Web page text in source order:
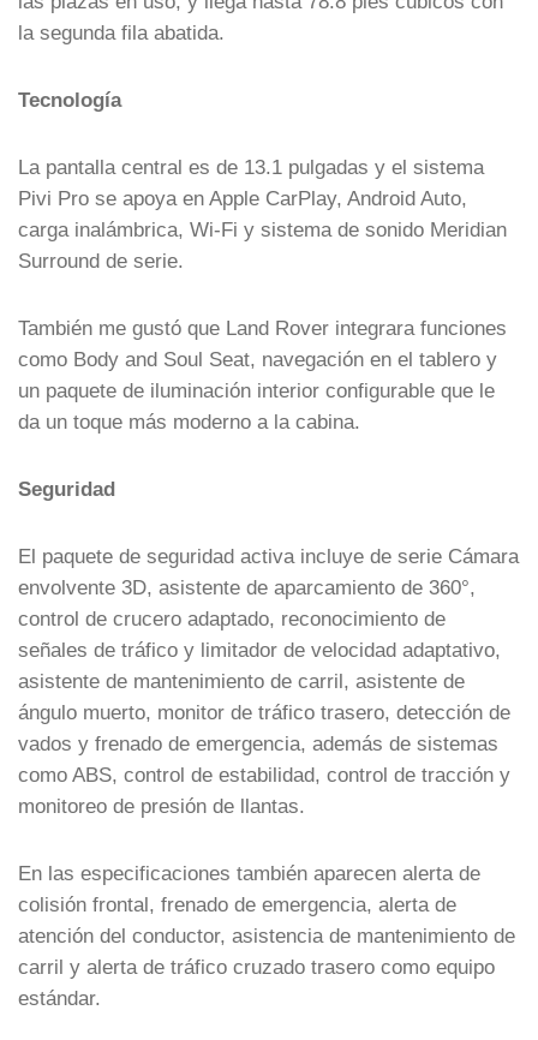
la segunda fila abatida.
Tecnología
La pantalla central es de 13.1 pulgadas y el sistema
Pivi Pro se apoya en Apple CarPlay, Android Auto,
carga inalámbrica, Wi‑Fi y sistema de sonido Meridian
Surround de serie.
También me gustó que Land Rover integrara funciones
como Body and Soul Seat, navegación en el tablero y
un paquete de iluminación interior configurable que le
da un toque más moderno a la cabina.
Seguridad
El paquete de seguridad activa incluye de serie Cámara
envolvente 3D, asistente de aparcamiento de 360°,
control de crucero adaptado, reconocimiento de
señales de tráfico y limitador de velocidad adaptativo,
asistente de mantenimiento de carril, asistente de
ángulo muerto, monitor de tráfico trasero, detección de
vados y frenado de emergencia, además de sistemas
como ABS, control de estabilidad, control de tracción y
monitoreo de presión de llantas.
En las especificaciones también aparecen alerta de
colisión frontal, frenado de emergencia, alerta de
atención del conductor, asistencia de mantenimiento de
carril y alerta de tráfico cruzado trasero como equipo
estándar.